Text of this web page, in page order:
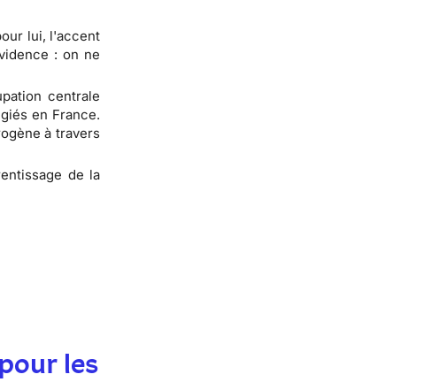
lui, l'accent
: on ne
centrale
en France.
à travers
de la
les